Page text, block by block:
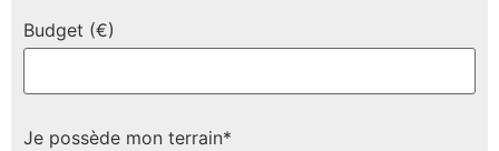
Budget (€)
Je possède mon terrain*